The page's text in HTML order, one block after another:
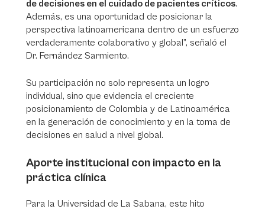
de decisiones en el cuidado de pacientes críticos.
Además, es una oportunidad de posicionar la
perspectiva latinoamericana dentro de un esfuerzo
verdaderamente colaborativo y global”, señaló el
Dr. Fernández Sarmiento.
Su participación no solo representa un logro
individual, sino que evidencia el creciente
posicionamiento de Colombia y de Latinoamérica
en la generación de conocimiento y en la toma de
decisiones en salud a nivel global.
Aporte institucional con impacto en la
práctica clínica
Para la Universidad de La Sabana, este hito